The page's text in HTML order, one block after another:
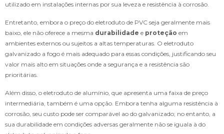
utilizado em instalações internas por sua leveza e resistência à corrosão.
Entretanto, embora o preço do eletroduto de PVC seja geralmente mais
baixo, ele não oferece a mesma durabilidade e proteção em
ambientes externos ou sujeitos a altas temperaturas. O eletroduto
galvanizado a fogo é mais adequado para essas condições, justificando seu
valor mais alto em situações onde a segurança e a resistência são
prioritárias.
Além disso, o eletroduto de alumínio, que apresenta uma faixa de preço
intermediária, também é uma opção. Embora tenha alguma resistência à
corrosão, seu custo pode ser comparável ao do galvanizado; no entanto, a
sua durabilidade em condições adversas geralmente não se iguala à do